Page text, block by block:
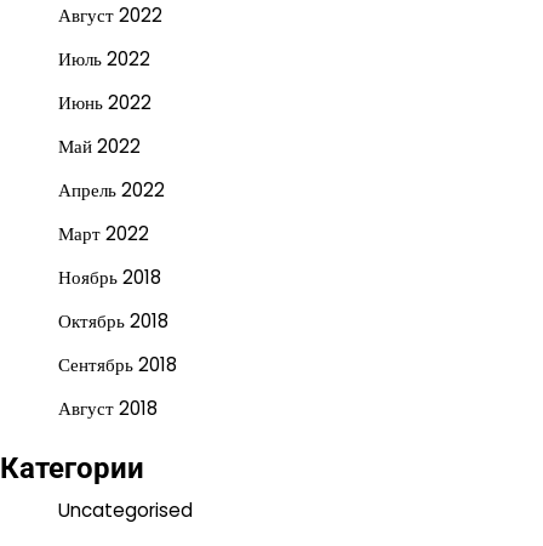
Август 2022
Июль 2022
Июнь 2022
Май 2022
Апрель 2022
Март 2022
Ноябрь 2018
Октябрь 2018
Сентябрь 2018
Август 2018
Категории
Uncategorised